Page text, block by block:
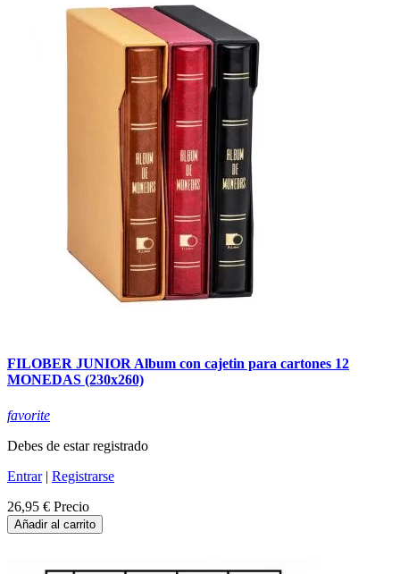
FILOBER JUNIOR Album con cajetin para cartones 12
MONEDAS (230x260)
favorite
Debes de estar registrado
Entrar| Registrarse
26,95 € Precio
Añadir al carrito